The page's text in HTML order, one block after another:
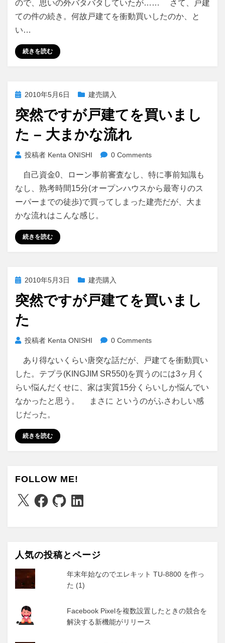
ので、思いの外バタバタしていたが…… さて、戸建
ての件の続き。何故戸建てを衝動買いしたのか、と
い…
続きを読む
投
日:
2010年5月6日 建売購入
突然ですが戸建てを買いまし
た – 大まかな流れ
投稿者 Kenta ONISHI 0 Comments
自己資金0、ローン事前審査なし、特に事前知識も
なし、熟考時間15分(オープンハウスから最寄りのス
ーパーまでの徒歩)で買ってしまった建売だが、大ま
かな流れはこんな感じ。
続きを読む
投
日:
2010年5月3日 建売購入
突然ですが戸建てを買いまし
た
投稿者 Kenta ONISHI 0 Comments
あり得ないくらい唐突な話だが、戸建てを衝動買い
した。テプラ(KINGJIM SR550)を買うのには3ヶ月く
らい悩んだくせに、家は実質15分くらいしか悩んでい
なかったと思う。 まさに というのがふさわしい感
じだった。
続きを読む
FOLLOW ME!
X Facebook
GitHubLinkedIn
人気の投稿とページ
年末年始なのでエレキット TU-8800 を作っ
た (1)
Facebook Pixelを複数設置したときの競合を
解決する新機能がリリース